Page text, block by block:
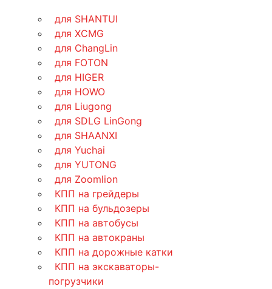
для SHANTUI
для XCMG
для ChangLin
для FOTON
для HIGER
для HOWO
для Liugong
для SDLG LinGong
для SHAANXI
для Yuchai
для YUTONG
для Zoomlion
КПП на грейдеры
КПП на бульдозеры
КПП на автобусы
КПП на автокраны
КПП на дорожные катки
КПП на экскаваторы-
погрузчики